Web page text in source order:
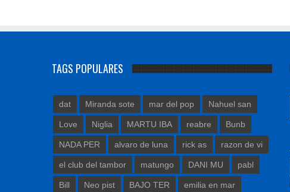
TAGS POPULARES
dat Miranda sote mar del pop Nahuel san
Love Niglia MARTU IBA reabre Bunb
NADA PER alvaro de luna rick as razon de vi
el club del tambor matungo DANI MU pabl
Bill Neo pist BAJO TER emilia en mar